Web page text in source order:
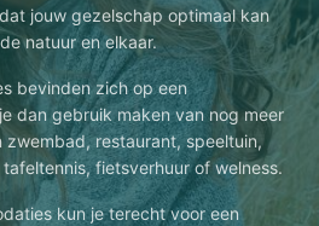
jouw gezelschap optimaal kan
natuur en elkaar.
bevinden zich op een
dan gebruik maken van nog meer
zwembad, restaurant, speeltuin,
fietsverhuur of welness.
kun je terecht voor een